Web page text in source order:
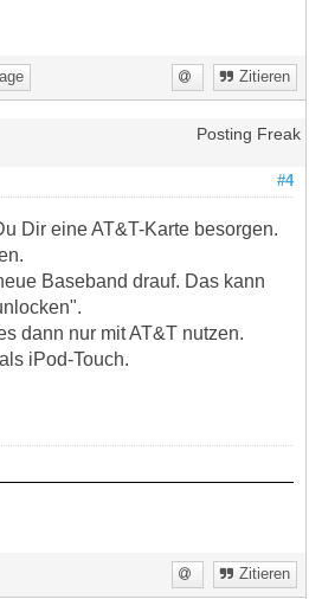
Zitieren
Posting Freak
#4
Dir eine AT&T-Karte besorgen.
Baseband drauf. Das kann
dann nur mit AT&T nutzen.
iPod-Touch.
Zitieren